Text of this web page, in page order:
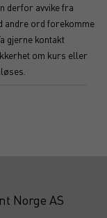
derfor avvike fra
andre ord forekomme
gjerne kontakt
om kurs eller
Norge AS